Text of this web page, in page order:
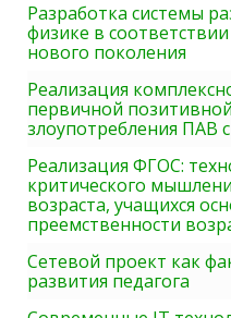
Разработка системы
физике в
нового поколения
Реализация
первичной
злоупотребления ПАВ
Реализация ФГОС:
критического
возраста, учащихся
преемственности
Сетевой проект как
развития педагога